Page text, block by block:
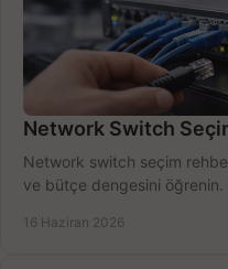
Network Switch
Network switch seçim
ve bütçe dengesini öğrenin.
16 Haziran 2026